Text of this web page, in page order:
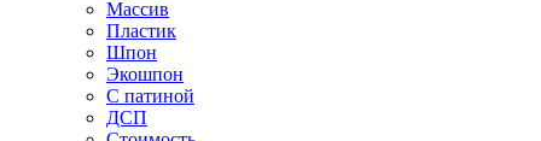
Массив
Пластик
Шпон
Экошпон
С патиной
ДСП